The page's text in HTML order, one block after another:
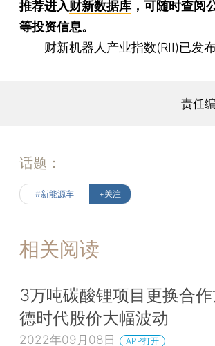
推荐进入财新数据库 ，可随时查阅
等投资信息。
财新机器人产业指数(RII)已发布
责任
话题：
#新能源车 +关注
相关阅读
3万吨碳酸锂项目更换合
德时代股价大幅波动
2022年09月08日 APP打开